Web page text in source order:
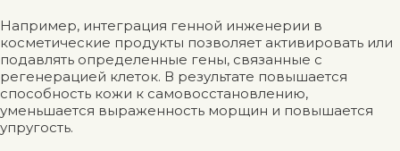
Например, интеграция генной инженерии в
косметические продукты позволяет активировать или
подавлять определенные гены, связанные с
регенерацией клеток. В результате повышается
способность кожи к самовосстановлению,
уменьшается выраженность морщин и повышается
упругость.